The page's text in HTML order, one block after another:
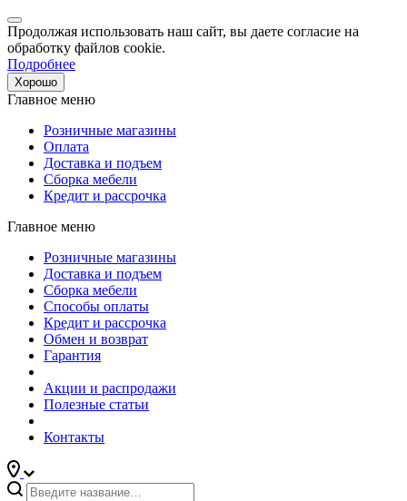
Продолжая использовать наш сайт, вы даете согласие на
обработку файлов cookie.
Подробнее
Хорошо
Главное меню
Розничные магазины
Оплата
Доставка и подъем
Сборка мебели
Кредит и рассрочка
Главное меню
Розничные магазины
Доставка и подъем
Сборка мебели
Способы оплаты
Кредит и рассрочка
Обмен и возврат
Гарантия
Акции и распродажи
Полезные статьи
Контакты